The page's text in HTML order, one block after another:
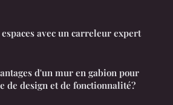
avec un carreleur expert
d'un mur en gabion pour
de design et de fonctionnalité?